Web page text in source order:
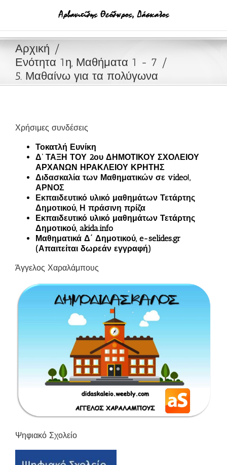
Αρχική
Ενότητα 1η, Μαθήματα 1 - 7
5. Μαθαίνω για τα πολύγωνα
Χρήσιμες συνδέσεις
Τοκατλή Ευνίκη
Δ’ ΤΑΞΗ ΤΟΥ 2ου ΔΗΜΟΤΙΚΟΥ ΣΧΟΛΕΙΟΥ
ΑΡΧΑΝΩΝ ΗΡΑΚΛΕΙΟΥ ΚΡΗΤΗΣ
Διδασκαλία των Μαθηματικών σε video!,
ΑΡΝΟΣ
Εκπαιδευτικό υλικό μαθημάτων Τετάρτης
Δημοτικού, Η πράσινη πρίζα
Εκπαιδευτικό υλικό μαθημάτων Τετάρτης
Δημοτικού, akida.info
Μαθηματικά Δ΄ Δημοτικού, e-selides.gr
(Απαιτείται δωρεάν εγγραφή)
Άγγελος Χαραλάμπους
Ψηφιακό Σχολείο